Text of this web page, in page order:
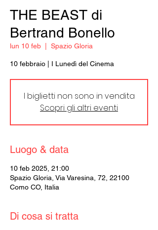
THE BEAST di
Bertrand Bonello
lun 10 feb Spazio Gloria
10 febbraio | I Lunedì del Cinema
I biglietti non sono in vendita
Scopri gli altri eventi
Luogo & data
10 feb 2025, 21:00
Spazio Gloria, Via Varesina, 72, 22100
Como CO, Italia
Di cosa si tratta